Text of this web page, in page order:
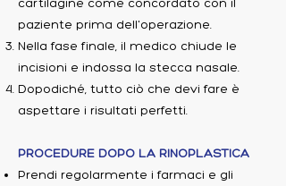
cartilagine come concordato con il
paziente prima dell'operazione.
Nella fase finale, il medico chiude le
incisioni e indossa la stecca nasale.
Dopodiché, tutto ciò che devi fare è
aspettare i risultati perfetti.
PROCEDURE DOPO LA RINOPLASTICA
Prendi regolarmente i farmaci e gli